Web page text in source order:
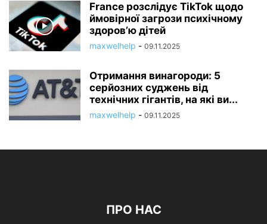
France розслідує TikTok щодо
ймовірної загрози психічному
здоров’ю дітей
maxwelhelp - 09.11.2025
Отримання винагороди: 5
серйозних суджень від
технічних гігантів, на які ви...
maxwelhelp - 09.11.2025
ПРО НАС